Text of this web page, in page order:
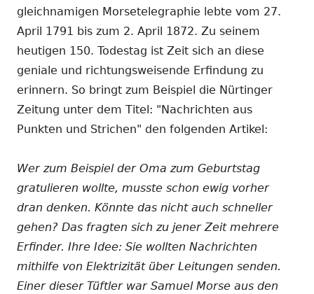
gleichnamigen Morsetelegraphie lebte vom 27.
April 1791 bis zum 2. April 1872. Zu seinem
heutigen 150. Todestag ist Zeit sich an diese
geniale und richtungsweisende Erfindung zu
erinnern. So bringt zum Beispiel die Nürtinger
Zeitung unter dem Titel: "Nachrichten aus
Punkten und Strichen" den folgenden Artikel:
Wer zum Beispiel der Oma zum Geburtstag
gratulieren wollte, musste schon ewig vorher
dran denken. Könnte das nicht auch schneller
gehen? Das fragten sich zu jener Zeit mehrere
Erfinder. Ihre Idee: Sie wollten Nachrichten
mithilfe von Elektrizität über Leitungen senden.
Einer dieser Tüftler war Samuel Morse aus den